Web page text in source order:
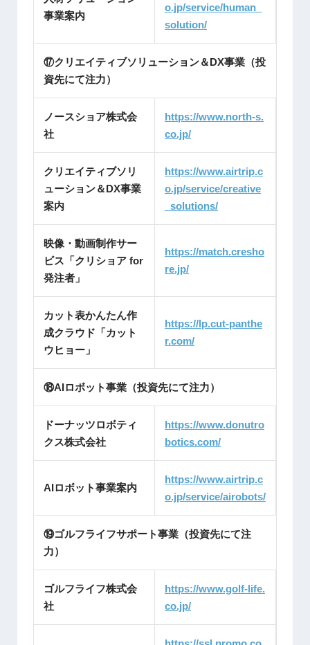
事業案内
o.jp/service/human_
solution/
⑰クリエイティブソリューション＆DX事業（投
資先にて注力）
ノースショア株式会
社
https://www.north-s.
co.jp/
クリエイティブソリ
ューション＆DX事業
案内
https://www.airtrip.c
o.jp/service/creative
_solutions/
映像・動画制作サー
ビス「クリショア for
発注者」
https://match.cresho
re.jp/
カット表かんたん作
成クラウド「カット
ウヒョー」
https://lp.cut-panthe
r.com/
⑱AIロボット事業（投資先にて注力）
ドーナッツロボティ
クス株式会社
https://www.donutro
botics.com/
AIロボット事業案内
https://www.airtrip.c
o.jp/service/airobots/
⑲ゴルフライフサポート事業（投資先にて注
力）
ゴルフライフ株式会
社
https://www.golf-life.
co.jp/